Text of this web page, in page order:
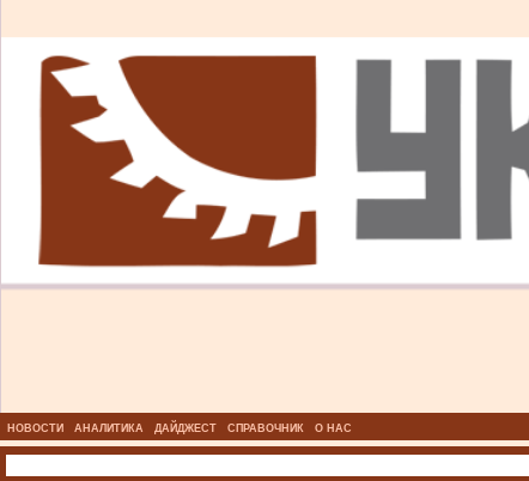
НОВОСТИ АНАЛИТИКА ДАЙДЖЕСТ СПРАВОЧНИК О НАС